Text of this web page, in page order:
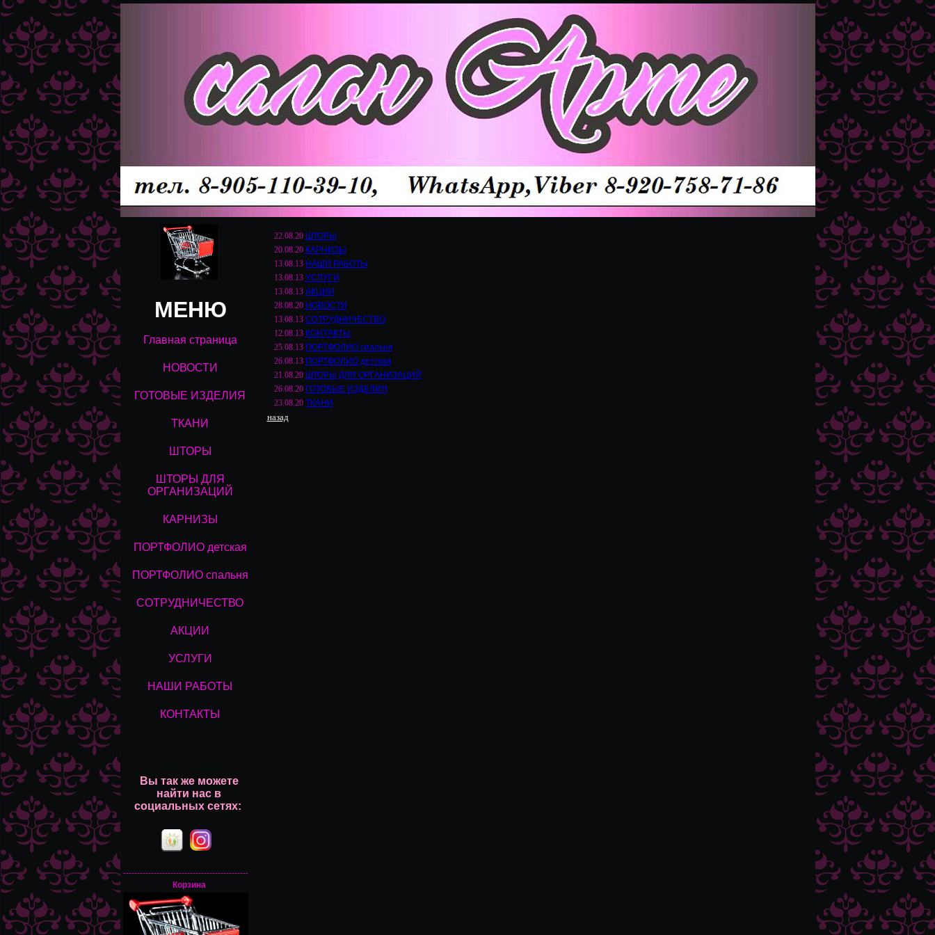
МЕНЮ
Главная страница
НОВОСТИ
ГОТОВЫЕ ИЗДЕЛИЯ
ТКАНИ
ШТОРЫ
ШТОРЫ ДЛЯ
ОРГАНИЗАЦИЙ
КАРНИЗЫ
ПОРТФОЛИО детская
ПОРТФОЛИО спальня
СОТРУДНИЧЕСТВО
АКЦИИ
УСЛУГИ
НАШИ РАБОТЫ
КОНТАКТЫ
Вы так же можете
найти нас в
социальных сетях:
---------------------------------------------
Корзина
22.08.20 ШТОРЫ
20.08.20 КАРНИЗЫ
13.08.13 НАШИ РАБОТЫ
13.08.13 УСЛУГИ
13.08.13 АКЦИИ
28.08.20 НОВОСТИ
13.08.13 СОТРУДНИЧЕСТВО
12.08.13 КОНТАКТЫ
25.08.13 ПОРТФОЛИО спальня
26.08.13 ПОРТФОЛИО детская
21.08.20 ШТОРЫ ДЛЯ ОРГАНИЗАЦИЙ
26.08.20 ГОТОВЫЕ ИЗДЕЛИЯ
23.08.20 ТКАНИ
назад